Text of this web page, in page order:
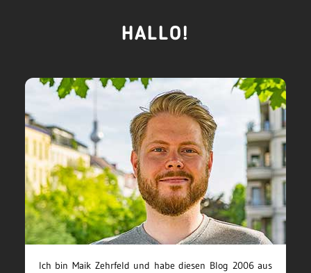
HALLO!
Ich bin Maik Zehrfeld und habe diesen Blog 2006 aus